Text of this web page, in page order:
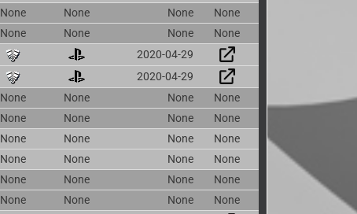
None None None
None
None None None None
2020-04-29
2020-04-29
None None None
None
None None None None
None None None
None
None None None None
None None None
None
None None None None